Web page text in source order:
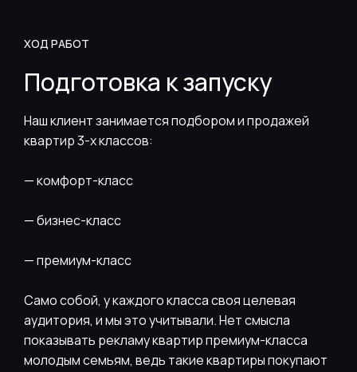
ХОД РАБОТ
Подготовка к запуску
Наш клиент занимается подбором и продажей
квартир 3-х классов:
— комфорт-класс
— бизнес-класс
— премиум-класс
Само собой, у каждого класса своя целевая
аудитория, и мы это учитывали. Нет смысла
показывать рекламу квартир премиум-класса
молодым семьям, ведь такие квартиры покупают